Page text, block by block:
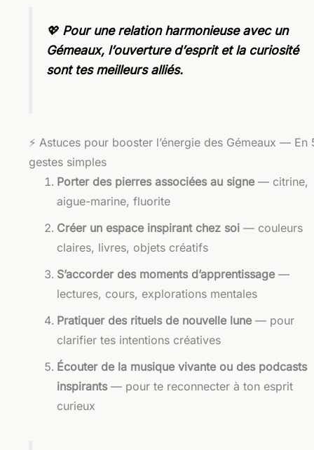
💖 Pour une relation harmonieuse avec un
Gémeaux, l’ouverture d’esprit et la curiosité
sont tes meilleurs alliés.
⚡️ Astuces pour booster l’énergie des Gémeaux — En
gestes simples
Porter des pierres associées au signe— citrine,
aigue-marine, fluorite
Créer un espace inspirant chez soi — couleurs
claires, livres, objets créatifs
S’accorder des moments d’apprentissage—
lectures, cours, explorations mentales
Pratiquer des rituels de nouvelle lune— pour
clarifier tes intentions créatives
Écouter de la musique vivante ou des podcasts
inspirants— pour te reconnecter à ton esprit
curieux